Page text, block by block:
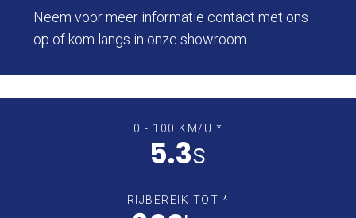
Neem voor meer informatie contact met ons
op of kom langs in onze showroom.
0 - 100 KM/U *
5.3s
RIJBEREIK TOT *